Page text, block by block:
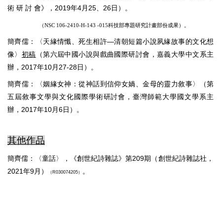
術 研 討 會》，2019年4月25、26日）。
（NSC 106-2410-H-143 -015科技部專題研究計畫部份成果） 。
簡齊儒：〈天緣情懺、死生相許—清朝短篇小說夙緣故事的文化想
像〉 初稿 （第六屆中國小說與戲曲國際研討會，嘉義大學中文系主
辦，2017年10月27-28日）。
簡齊儒：〈姻緣女神：從神話到信仰女媧、金母的靈力敘事〉（第
五屆敘事文學與文化國際學術研討會，臺灣師範大學國文學系主
辦，2017年10月6日）。
其他作品
簡齊儒：〈童話〉，《創世紀詩雜誌》第209期（創世紀詩雜誌社，
2021年9月）
（R030074205） 。